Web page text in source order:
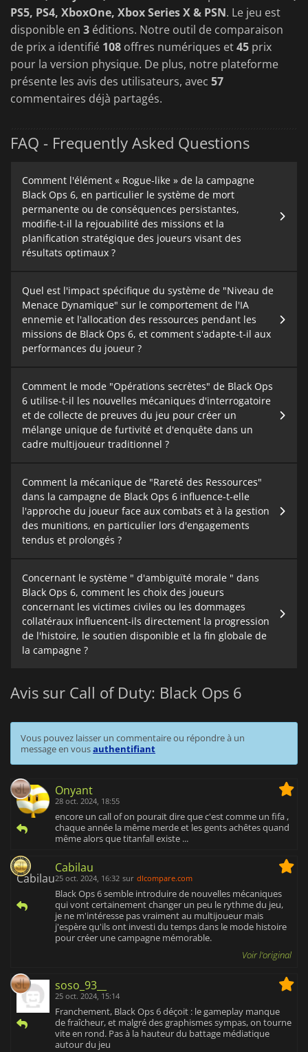
PS5, PS4, XboxOne, Xbox Series X & PSN. Le jeu est
disponible en 3 éditions. Notre outil de comparaison
de prix a identifié 108 offres numériques et45 prix
pour la version physique. De plus, notre plateforme
présente les avis des utilisateurs, avec 57
commentaires déjà partagés.
FAQ - Frequently Asked Questions
Comment l'élément « Rogue-like » de la campagne
Black Ops 6, en particulier le système de mort
permanente ou de conséquences persistantes,
modifie-t-il la rejouabilité des missions et la
planification stratégique des joueurs visant des
résultats optimaux ?
Quel est l'impact spécifique du système de "Niveau de
Menace Dynamique" sur le comportement de l'IA
ennemie et l'allocation des ressources pendant les
missions de Black Ops 6, et comment s'adapte-t-il aux
performances du joueur ?
Comment le mode "Opérations secrètes" de Black Ops
6 utilise-t-il les nouvelles mécaniques d'interrogatoire
et de collecte de preuves du jeu pour créer un
mélange unique de furtivité et d'enquête dans un
cadre multijoueur traditionnel ?
Comment la mécanique de "Rareté des Ressources"
dans la campagne de Black Ops 6 influence-t-elle
l'approche du joueur face aux combats et à la gestion
des munitions, en particulier lors d'engagements
tendus et prolongés ?
Concernant le système " d'ambiguïté morale " dans
Black Ops 6, comment les choix des joueurs
concernant les victimes civiles ou les dommages
collatéraux influencent-ils directement la progression
de l'histoire, le soutien disponible et la fin globale de
la campagne ?
Avis sur Call of Duty: Black Ops 6
Vous pouvez laisser un commentaire ou répondre à un
message en vousauthentifiant
Onyant
28 oct. 2024, 18:55
encore un call of on pourait dire que c'est comme un fifa ,
chaque année la même merde et les gents achêtes quand
même alors que titanfall existe ...
Cabilau
25 oct. 2024, 16:32 sur dlcompare.com
Black Ops 6 semble introduire de nouvelles mécaniques
qui vont certainement changer un peu le rythme du jeu,
je ne m'intéresse pas vraiment au multijoueur mais
j'espère qu'ils ont investi du temps dans le mode histoire
pour créer une campagne mémorable.
Voir l'original
soso_93__
25 oct. 2024, 15:14
Franchement, Black Ops 6 déçoit : le gameplay manque
de fraîcheur, et malgré des graphismes sympas, on tourne
vite en rond. Pas à la hauteur du battage médiatique
autour du jeu